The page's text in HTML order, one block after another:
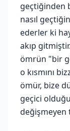
geçtiğinden
nasıl
ederler ki
akıp
ömrün "bir
o kısmını
ömür, bize
geçici
değişmeyen